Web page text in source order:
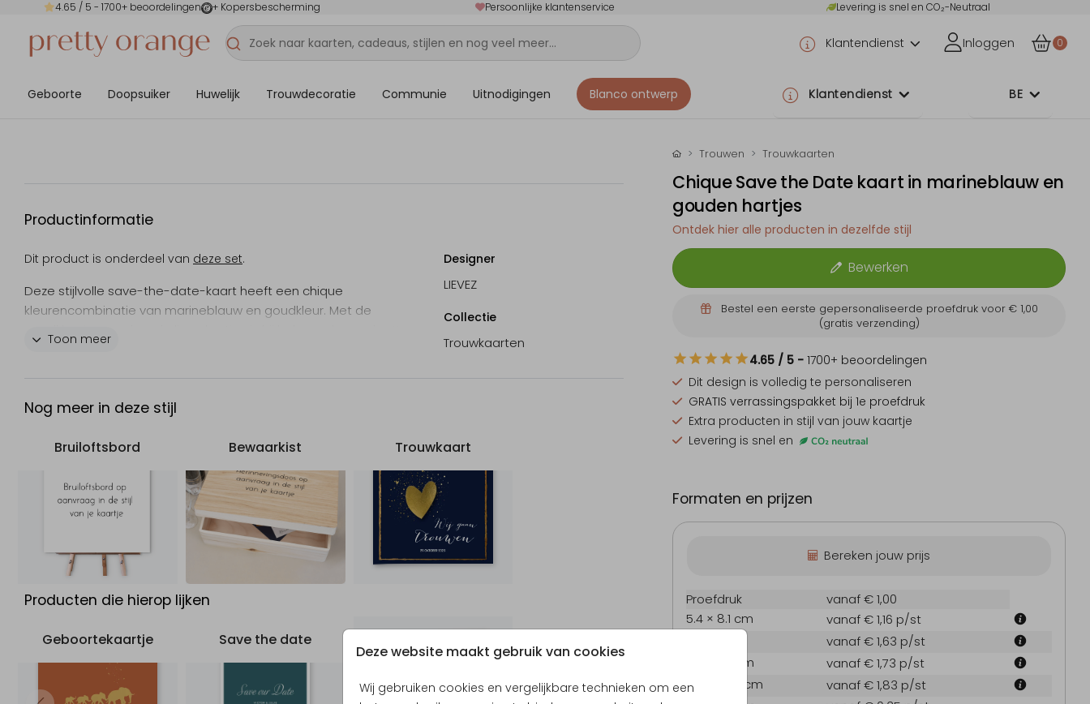
4.65 / 5 - 1700+ beoordelingen + Kopersbescherming Persoonlijke klantenservice Levering is snel en CO₂-Neutraal
Klantendienst Inloggen 0
Geboorte Doopsuiker Huwelijk Trouwdecoratie Communie Uitnodigingen Blanco ontwerp Klantendienst BE
Deze website maakt gebruik van cookies
Wij gebruiken cookies en vergelijkbare technieken om een
Productinformatie
Dit product is onderdeel van deze set.
Deze stijlvolle save-the-date-kaart heeft een chique
kleurencombinatie van marineblauw en goudkleur. Met de
Staande trouwkaart
Vierkante trouwkaart
Goudfolie trouwkaart
Toon meer
Designer
LIEVEZ
Collectie
Trouwkaarten
Nog meer in deze stijl
Bruiloftsbord Bewaarkist Trouwkaart
Producten die hierop lijken
Geboortekaartje Save the date Kerstkaart Kerstkaart zakelijk
Trouwen Trouwkaarten
Chique Save the Date kaart in marineblauw en
gouden hartjes
Ontdek hier alle producten in dezelfde stijl
Bewerken
Bestel een eerste gepersonaliseerde proefdruk voor € 1,00
(gratis verzending)
4.65 / 5 - 1700+ beoordelingen
Dit design is volledig te personaliseren
GRATIS verrassingspakket bij 1e proefdruk
Extra producten in stijl van jouw kaartje
Levering is snel en
Formaten en prijzen
Bereken jouw prijs
Proefdruk
vanaf € 1,00
5.4 × 8.1 cm
vanaf € 1,16 p/st
vanaf € 1,63 p/st
11.4 × 17.1 cm
vanaf € 1,73 p/st
14.4 × 21.6 cm
vanaf € 1,83 p/st